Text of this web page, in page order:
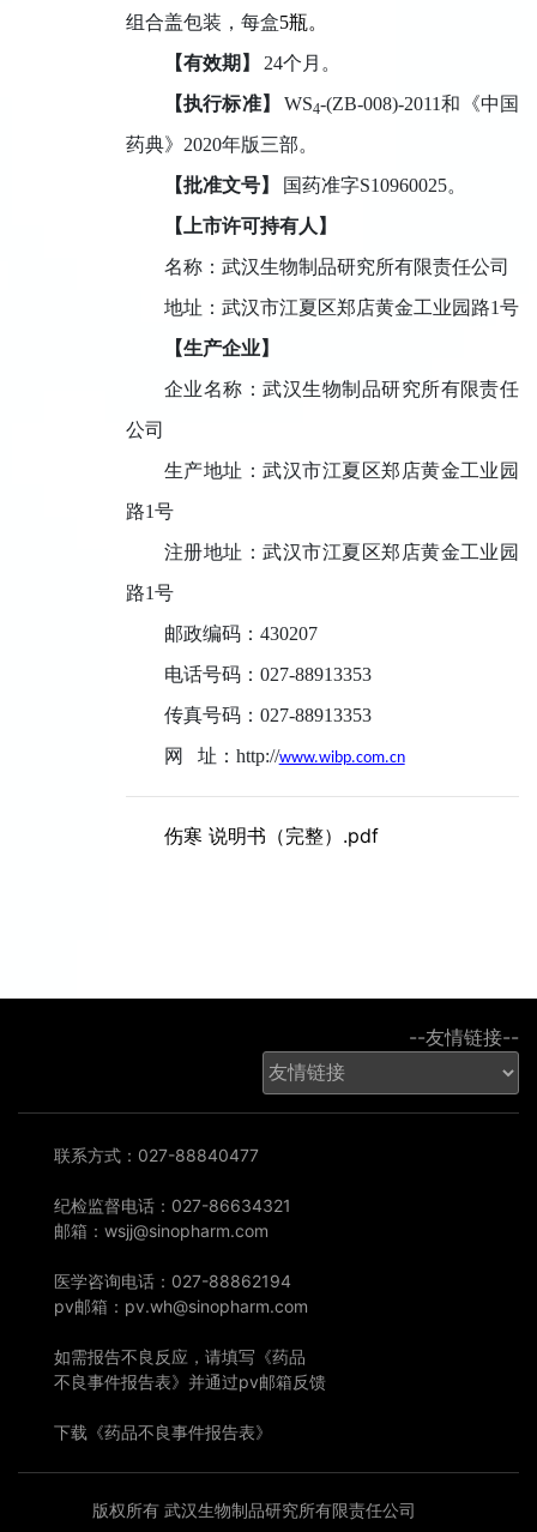
组合盖包装， 每盒5瓶。
【有效期】
24个月。
【执行标准】
WS4-(ZB-008)-2011和《中国
药典》 2020年版三部。
【批准文号】
国药准字S10960025。
【上市许可持有人】
名称：武汉生物制品研究所有限责任公司
地址：武汉市江夏区郑店黄金工业园路1号
【生产企业】
企业名称：武汉生物制品研究所有限责任
公司
生产地址：武汉市江夏区郑店黄金工业园
路1号
注册地址：武汉市江夏区郑店黄金工业园
路1号
邮政编码： 430207
电话号码： 027-88913353
传真号码： 027-88913353
网
址： http://www.wibp.com.cn
伤寒 说明书（完整）.pdf
--友情链接--
联系方式：027-88840477
纪检监督电话：027-86634321
邮箱：wsjj@sinopharm.com
医学咨询电话：027-88862194
pv邮箱：pv.wh@sinopharm.com
如需报告不良反应，请填写《药品
不良事件报告表》并通过pv邮箱反馈
下载《药品不良事件报告表》
版权所有 武汉生物制品研究所有限责任公司